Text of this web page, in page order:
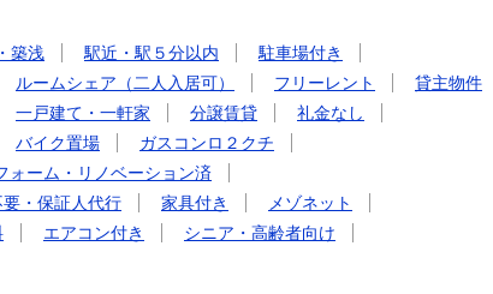
築浅 駅近・駅５分以内
駐車場付き
ルームシェア（二人入居可） フリーレント
貸主物件
一戸建て・一軒家 分譲賃貸
礼金なし
バイク置場
ガスコンロ２クチ
ォーム・リノベーション済
・保証人代行 家具付き
メゾネット
エアコン付き
シニア・高齢者向け